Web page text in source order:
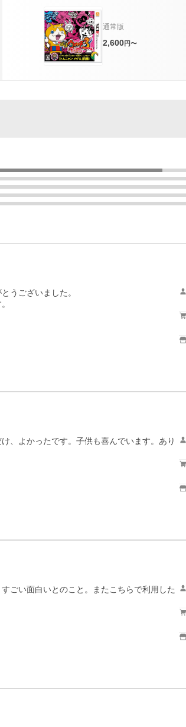
通常版
2,600円〜
うございました。
、よかったです。子供も喜んでいます。あり
ごい面白いとのこと。またこちらで利用した